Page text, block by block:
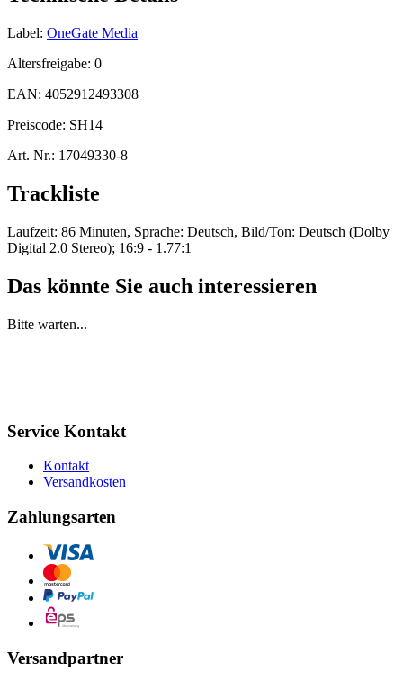
Label: OneGate Media
Altersfreigabe: 0
EAN: 4052912493308
Preiscode: SH14
Art. Nr.: 17049330-8
Trackliste
Laufzeit: 86 Minuten, Sprache: Deutsch, Bild/Ton: Deutsch (Dolby
Digital 2.0 Stereo); 16:9 - 1.77:1
Das könnte Sie auch interessieren
Bitte warten...
Service Kontakt
Kontakt
Versandkosten
Zahlungsarten
Versandpartner